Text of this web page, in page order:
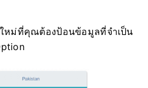
หม่ที่คุณต้องป้อนข้อมูลที่จำเป็น